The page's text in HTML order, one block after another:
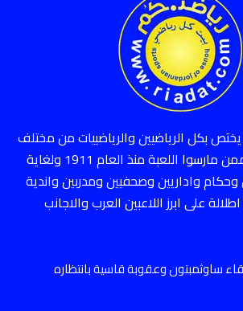
بكل الرياضيين والرياضييات من مختلف
الاعمار والألعاب ممن مارسوا اللعبة منذ العام 1911 ولغاية
وحكام واداريين وصحفيين ومدربين واندية
على ابرز اللاعبين العرب والاجانب
ساوثمبتون وعقوبة قاسية بانتظاره